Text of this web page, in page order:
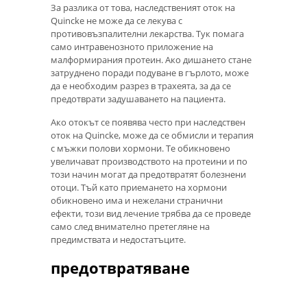
За разлика от това, наследственият оток на
Quincke не може да се лекува с
противовъзпалителни лекарства. Тук помага
само интравенозното приложение на
малформирания протеин. Ако дишането стане
затруднено поради подуване в гърлото, може
да е необходим разрез в трахеята, за да се
предотврати задушаването на пациента.
Ако отокът се появява често при наследствен
оток на Quincke, може да се обмисли и терапия
с мъжки полови хормони. Те обикновено
увеличават производството на протеини и по
този начин могат да предотвратят болезнени
отоци. Тъй като приемането на хормони
обикновено има и нежелани странични
ефекти, този вид лечение трябва да се проведе
само след внимателно претегляне на
предимствата и недостатъците.
предотвратяване